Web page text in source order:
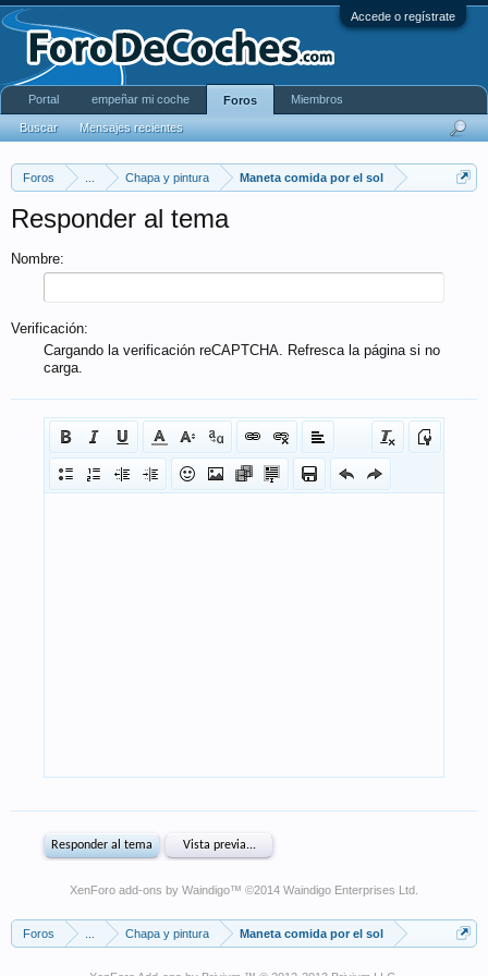
Accede o regístrate
Foros Chapa y pintura Maneta comida por el sol
Responder al tema
Nombre:
Verificación:
Cargando la verificación reCAPTCHA. Refresca la página si no
carga.
XenForo add-ons by Waindigo™ ©2014 Waindigo Enterprises Ltd
Foros Chapa y pintura Maneta comida por el sol
Portal empeñar mi coche Foros
Buscar Mensajes recientes
Miembros